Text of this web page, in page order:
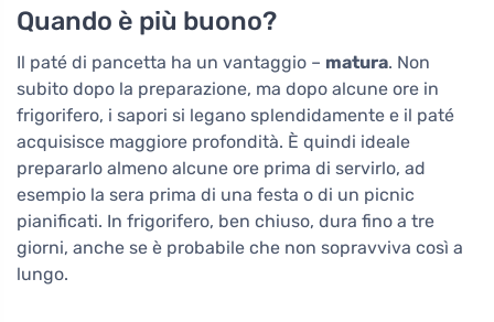
Quando è più buono?
Il paté di pancetta ha un vantaggio – matura. Non
subito dopo la preparazione, ma dopo alcune ore in
frigorifero, i sapori si legano splendidamente e il paté
acquisisce maggiore profondità. È quindi ideale
prepararlo almeno alcune ore prima di servirlo, ad
esempio la sera prima di una festa o di un picnic
pianificati. In frigorifero, ben chiuso, dura fino a tre
giorni, anche se è probabile che non sopravviva così a
lungo.